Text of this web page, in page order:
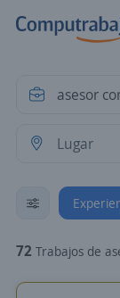
72 Trabajos de